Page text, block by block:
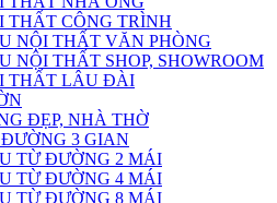
THẤT CÔNG TRÌNH
NỘI THẤT VĂN PHÒNG
NỘI THẤT SHOP, SHOWROOM
THẤT LÂU ĐÀI
ĐẸP, NHÀ THỜ
3 GIAN
TỪ ĐƯỜNG 2 MÁI
TỪ ĐƯỜNG 4 MÁI
TỪ ĐƯỜNG 8 MÁI